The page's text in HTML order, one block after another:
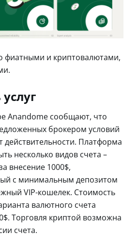
фиатными и криптовалютами,
Anandome сообщают, что
брокером условий
действительности. Платформа
несколько видов счета –
внесение 1000$,
с минимальным депозитом
VIP-кошелек. Стоимость
валютного счета
Торговля криптой возможна
счета.